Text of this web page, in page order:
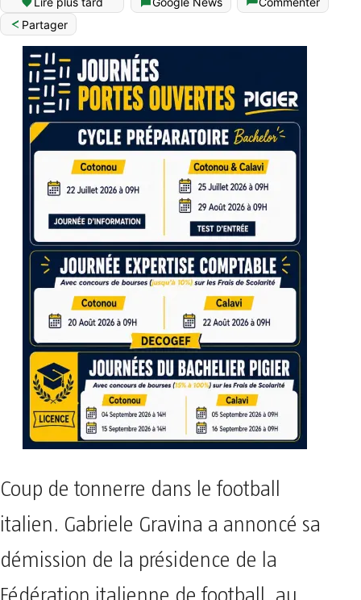
Partager
Coup de tonnerre dans le football
italien. Gabriele Gravina a annoncé sa
démission de la présidence de la